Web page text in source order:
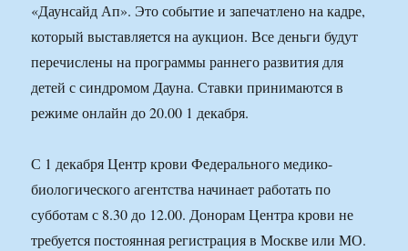
«Даунсайд Ап». Это событие и запечатлено на кадре,
который выставляется на аукцион. Все деньги будут
перечислены на программы раннего развития для
детей с синдромом Дауна. Ставки принимаются в
режиме онлайн до 20.00 1 декабря.
С 1 декабря Центр крови Федерального медико-
биологического агентства начинает работать по
субботам с 8.30 до 12.00. Донорам Центра крови не
требуется постоянная регистрация в Москве или МО.